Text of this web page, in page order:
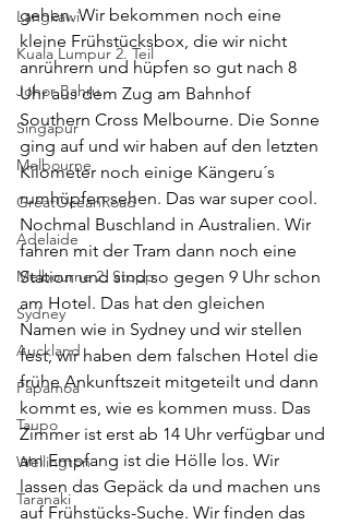
Langkawi
Kuala Lumpur 2. Teil
Johor Bahru
Singapur
Melbourne
GreatOceanRoad
Adelaide
Melbourne 2. Stopp
Sydney
Auckland
Papamoa
Taupo
Wellington
Taranaki
gehen. Wir bekommen noch eine
kleine Frühstücksbox, die wir nicht
anrührern und hüpfen so gut nach 8
Uhr aus dem Zug am Bahnhof
Southern Cross Melbourne. Die Sonne
ging auf und wir haben auf den letzten
Kilometer noch einige Kängeru´s
rumhüpfen sehen. Das war super cool.
Nochmal Buschland in Australien. Wir
fahren mit der Tram dann noch eine
Station und sind so gegen 9 Uhr schon
am Hotel. Das hat den gleichen
Namen wie in Sydney und wir stellen
fest, wir haben dem falschen Hotel die
frühe Ankunftszeit mitgeteilt und dann
kommt es, wie es kommen muss. Das
Zimmer ist erst ab 14 Uhr verfügbar und
am Empfang ist die Hölle los. Wir
lassen das Gepäck da und machen uns
auf Frühstücks-Suche. Wir finden das